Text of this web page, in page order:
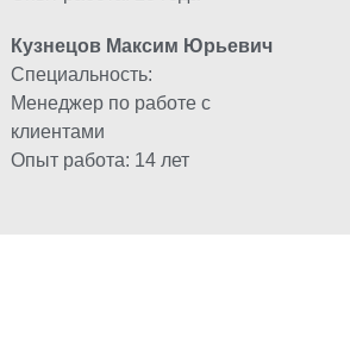
Кузнецов Максим Юрьевич
Специальность:
Менеджер по работе с
клиентами
Опыт работа: 14 лет